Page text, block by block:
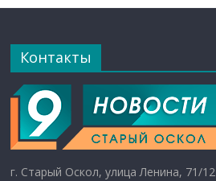
Контакты
г. Старый Оскол, улица Ленина, 71/12